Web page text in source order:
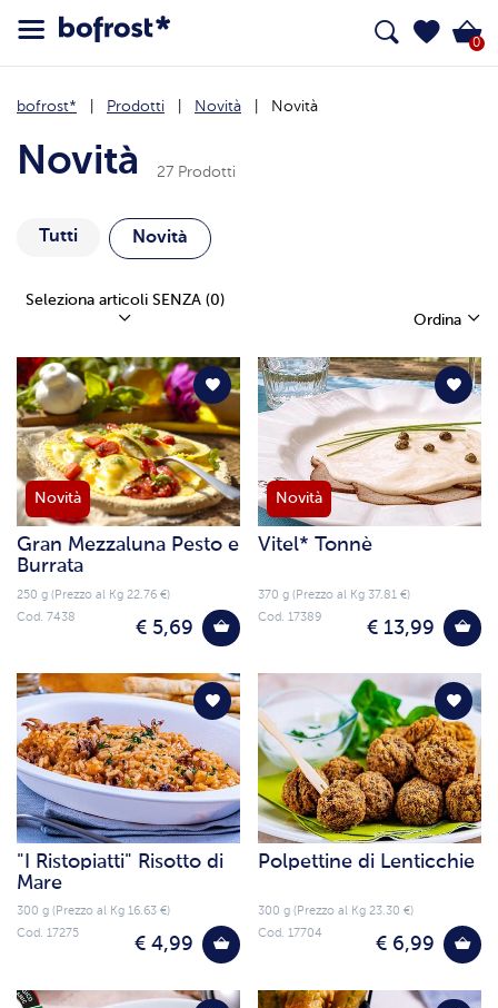
0
bofrost* Prodotti Novità Novità
Novità 27 Prodotti
Tutti Novità
Seleziona articoli SENZA (0)
Ordina
Novità
Gran Mezzaluna Pesto e
Burrata
250 g (Prezzo al Kg 22.76 €)
€ 5,69
Cod. 7438
Novità
Vitel* Tonnè
370 g (Prezzo al Kg 37.81 €)
€ 13,99
Cod. 17389
"I Ristopiatti" Risotto di
Mare
300 g (Prezzo al Kg 16.63 €)
€ 4,99
Cod. 17275
Polpettine di Lenticchie
300 g (Prezzo al Kg 23.30 €)
€ 6,99
Cod. 17704